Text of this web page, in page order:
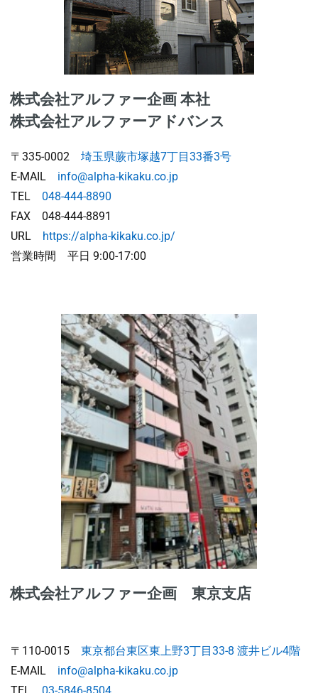
株式会社アルファー企画 本社
株式会社アルファーアドバンス
〒335-0002 埼玉県蕨市塚越7丁目33番3号
E-MAIL info@alpha-kikaku.co.jp
TEL 048-444-8890
FAX 048-444-8891
URL https://alpha-kikaku.co.jp/
営業時間 平日 9:00-17:00
株式会社アルファー企画 東京支店
〒110-0015 東京都台東区東上野3丁目33-8 渡井ビル4階
E-MAIL info@alpha-kikaku.co.jp